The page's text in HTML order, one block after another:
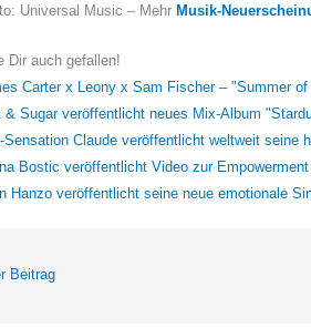
Universal Music – Mehr Musik-
Dir auch gefallen!
Carter x Leony x Sam Fischer – "Summer of
& Sugar veröffentlicht neues Mix-Album
Sensation Claude veröffentlicht weltweit seine
Bostic veröffentlicht Video zur
Hanzo veröffentlicht seine neue emotionale
Beitrag